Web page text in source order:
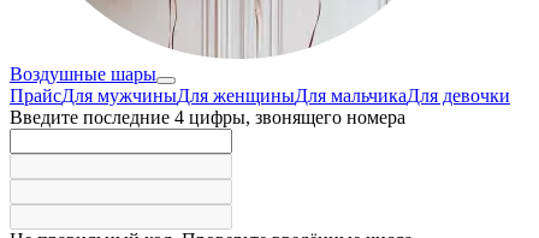
Воздушные шары
ПрайсДля мужчиныДля женщиныДля мальчикаДля девочки
Введите последние 4 цифры, звонящего номера